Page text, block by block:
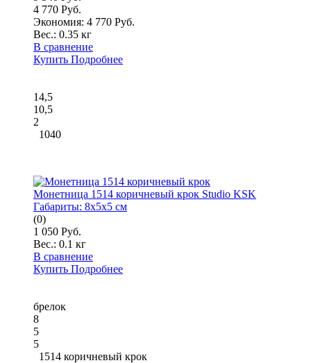
4 770 Руб.
Экономия: 4 770 Руб.
Вес.: 0.35 кг
В сравнение
Купить Подробнее
14,5
10,5
2
1040
Монетница 1514 коричневый крок Studio KSK
Габариты: 8x5x5 см
(0)
1 050 Руб.
Вес.: 0.1 кг
В сравнение
Купить Подробнее
брелок
8
5
5
1514 коричневый крок